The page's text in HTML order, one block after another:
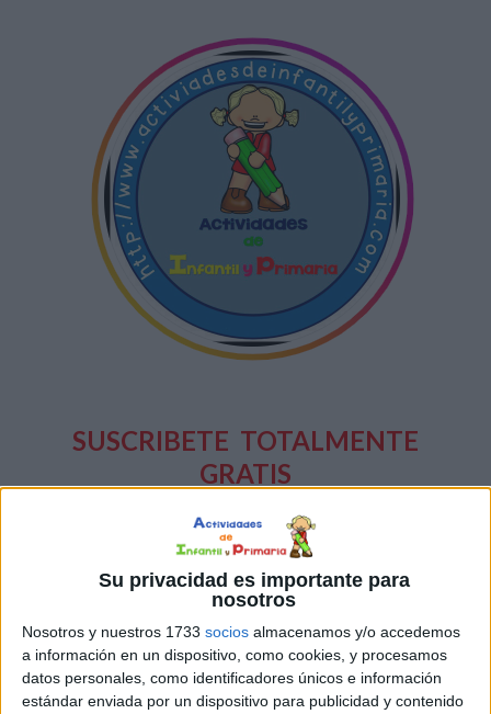
Su privacidad es importante para
nosotros
Nosotros y nuestros 1733 socios almacenamos y/o accedemos
a información en un dispositivo, como cookies, y procesamos
datos personales, como identificadores únicos e información
estándar enviada por un dispositivo para publicidad y contenido
SUSCRIBETE TOTALMENTE
GRATIS
Y PUEDES ESTAR AL DÍA
TODASNUESTRAS NOVEDADES
Escribe tu correo electrónico…